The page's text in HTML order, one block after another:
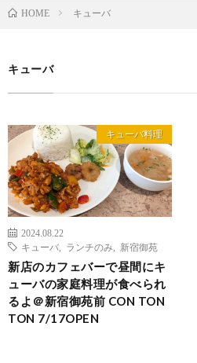
HOME キューバ
キューバ
キューバ料理
2024.08.22
キューバ
ランチのみ 新宿御苑
新店のカフェバーで昼間にキ
ューバの家庭料理が食べられ
るよ＠新宿御苑前 CON TON
TON 7/17OPEN